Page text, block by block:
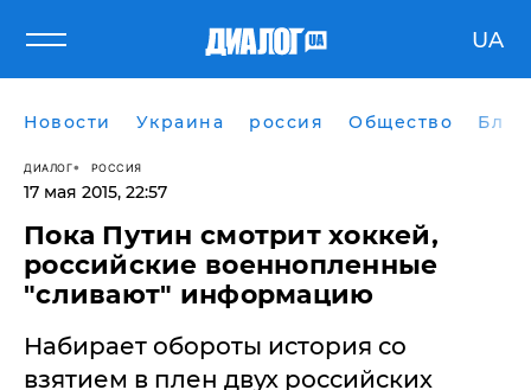
UA
Новости Украина россия Общество
ДИАЛОГ РОССИЯ
17 мая 2015, 22:57
Пока Путин смотрит хоккей,
российские военнопленные
"сливают" информацию
Набирает обороты история со
взятием в плен двух российских